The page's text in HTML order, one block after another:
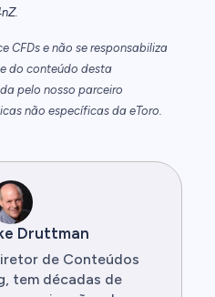
.
CFDs e não se responsabiliza
do conteúdo desta
pelo nosso parceiro
não específicas da eToro.
Druttman
de Conteúdos
tem décadas de